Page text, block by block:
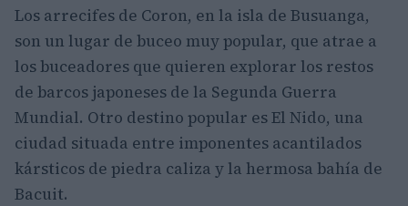
Los arrecifes de Coron, en la isla de Busuanga,
son un lugar de buceo muy popular, que atrae a
los buceadores que quieren explorar los restos
de barcos japoneses de la Segunda Guerra
Mundial. Otro destino popular es El Nido, una
ciudad situada entre imponentes acantilados
kársticos de piedra caliza y la hermosa bahía de
Bacuit.